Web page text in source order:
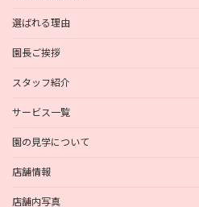
選ばれる理由
園長ご挨拶
スタッフ紹介
サービス一覧
園の見学について
店舗情報
店舗内写真